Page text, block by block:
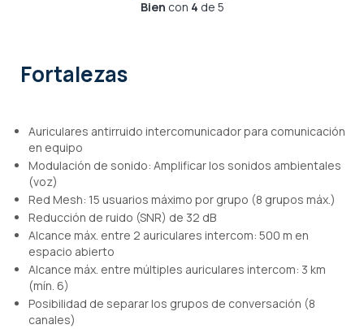
Bien con 4 de 5
Fortalezas
Auriculares antirruido intercomunicador para comunicación
en equipo
Modulación de sonido: Amplificar los sonidos ambientales
(voz)
Red Mesh: 15 usuarios máximo por grupo (8 grupos máx.)
Reducción de ruido (SNR) de 32 dB
Alcance máx. entre 2 auriculares intercom: 500 m en
espacio abierto
Alcance máx. entre múltiples auriculares intercom: 3 km
(mín. 6)
Posibilidad de separar los grupos de conversación (8
canales)